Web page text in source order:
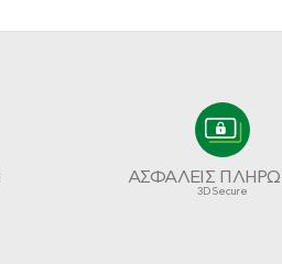
ΑΣΦΑΛΕΙΣ
3D Secure